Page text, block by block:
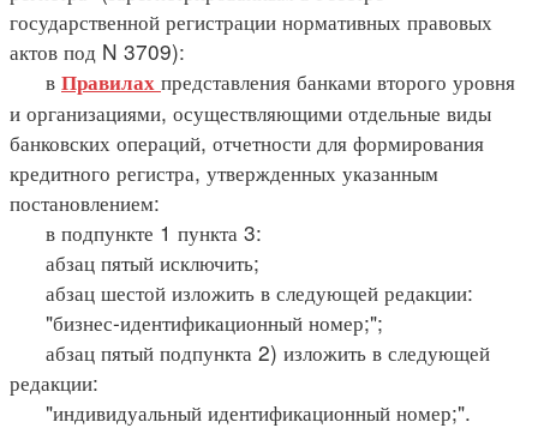
государственной регистрации нормативных правовых
актов под N 3709):
в Правилах представления банками второго уровня
и организациями, осуществляющими отдельные виды
банковских операций, отчетности для формирования
кредитного регистра, утвержденных указанным
постановлением:
в подпункте 1 пункта 3:
абзац пятый исключить;
абзац шестой изложить в следующей редакции:
"бизнес-идентификационный номер;";
абзац пятый подпункта 2) изложить в следующей
редакции:
"индивидуальный идентификационный номер;".